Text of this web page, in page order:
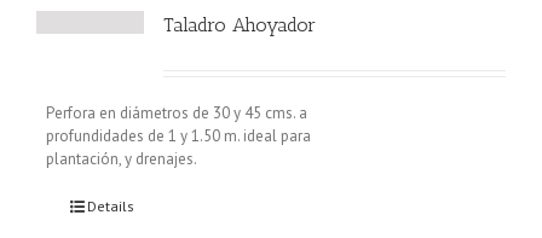
Taladro Ahoyador
Perfora en diámetros de 30 y 45 cms. a
profundidades de 1 y 1.50 m. ideal para
plantación, y drenajes.
Details